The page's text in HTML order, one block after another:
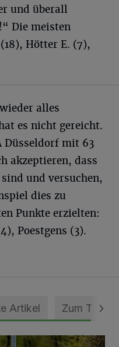
und überall
Die meisten
Hötter E. (7),
alles
es nicht gereicht.
Düsseldorf mit 63
akzeptieren, dass
und versuchen,
dies zu
Punkte erzielten:
Poestgens (3).
Artikel Zum Thema
Kapellen